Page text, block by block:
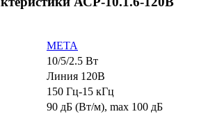
МЕТА
10/5/2.5 Вт
Линия 120В
150 Гц-15 кГц
90 дБ (Вт/м), max 100 дБ